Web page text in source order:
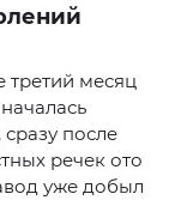
месяц
после
речек ото
уже добыл